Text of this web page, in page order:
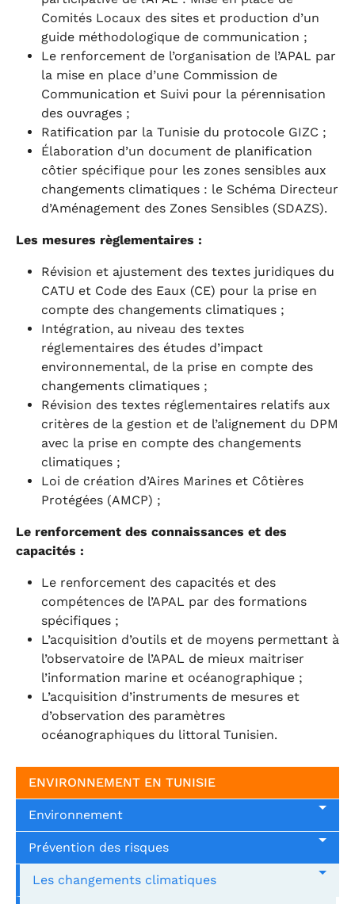
Comités Locaux des sites et production d’un
guide méthodologique de communication ;
Le renforcement de l’organisation de l’APAL par
la mise en place d’une Commission de
Communication et Suivi pour la pérennisation
des ouvrages ;
Ratification par la Tunisie du protocole GIZC ;
Élaboration d’un document de planification
côtier spécifique pour les zones sensibles aux
changements climatiques : le Schéma Directeur
d’Aménagement des Zones Sensibles (SDAZS).
Les mesures règlementaires :
Révision et ajustement des textes juridiques du
CATU et Code des Eaux (CE) pour la prise en
compte des changements climatiques ;
Intégration, au niveau des textes
réglementaires des études d’impact
environnemental, de la prise en compte des
changements climatiques ;
Révision des textes réglementaires relatifs aux
critères de la gestion et de l’alignement du DPM
avec la prise en compte des changements
climatiques ;
Loi de création d’Aires Marines et Côtières
Protégées (AMCP) ;
Le renforcement des connaissances et des
capacités :
Le renforcement des capacités et des
compétences de l’APAL par des formations
spécifiques ;
L’acquisition d’outils et de moyens permettant à
l’observatoire de l’APAL de mieux maitriser
l’information marine et océanographique ;
L’acquisition d’instruments de mesures et
d’observation des paramètres
océanographiques du littoral Tunisien.
ENVIRONNEMENT EN TUNISIE
Environnement
Prévention des risques
Les changements climatiques